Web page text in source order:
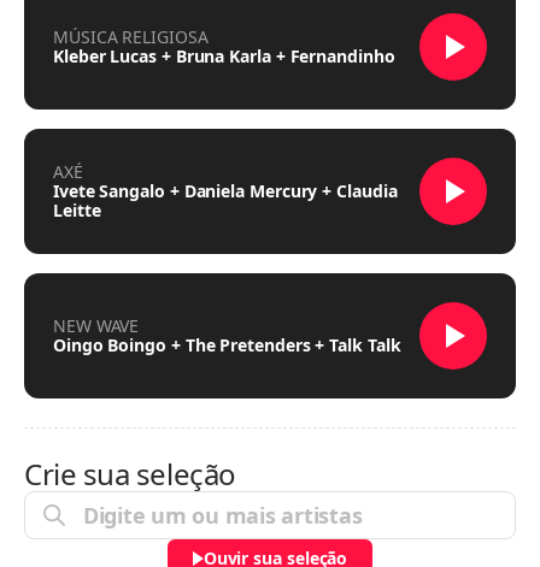
MÚSICA RELIGIOSA
Kleber Lucas + Bruna Karla + Fernandinho
AXÉ
Ivete Sangalo + Daniela Mercury + Claudia
Leitte
NEW WAVE
Oingo Boingo + The Pretenders + Talk Talk
Crie sua seleção
Ouvir sua seleção